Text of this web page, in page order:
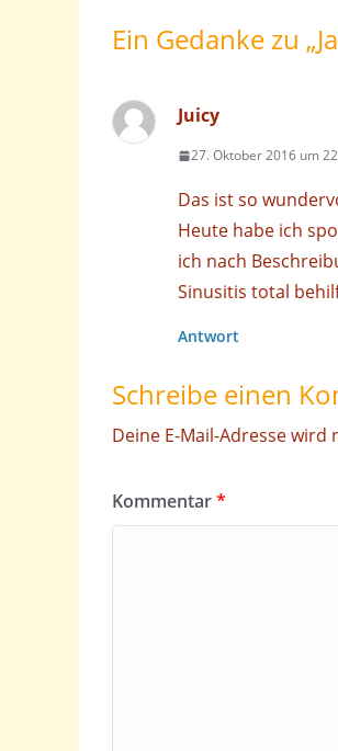
Ein Gedanke zu „
Juicy
27. Oktober 2016 um
Das ist so
Heute habe ich
ich nach
Sinusitis total
Antwort
Schreibe einen
Deine E-Mail-Adresse
Kommentar*